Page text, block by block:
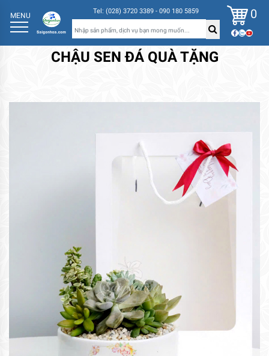
MENU Tel: (028) 3720 3389 - 090 180 5859 0
CHẬU SEN ĐÁ QUÀ TẶNG